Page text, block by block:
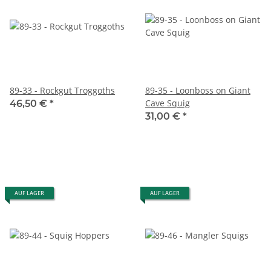
89-33 - Rockgut Troggoths
46,50 € *
89-35 - Loonboss on Giant
Cave Squig
31,00 € *
AUF LAGER AUF LAGER